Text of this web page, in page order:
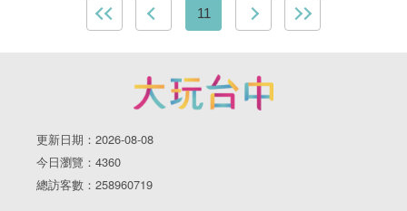
11
更新日期：2026-08-08
今日瀏覽：4360
總訪客數：258960719